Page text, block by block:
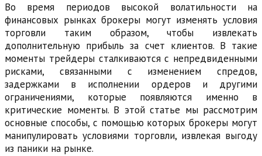
Во время периодов высокой волатильности на
финансовых рынках брокеры могут изменять условия
торговли таким образом, чтобы извлекать
дополнительную прибыль за счет клиентов. В такие
моменты трейдеры сталкиваются с непредвиденными
рисками, связанными с изменением спредов,
задержками в исполнении ордеров и другими
ограничениями, которые появляются именно в
критические моменты. В этой статье мы рассмотрим
основные способы, с помощью которых брокеры могут
манипулировать условиями торговли, извлекая выгоду
из паники на рынке.